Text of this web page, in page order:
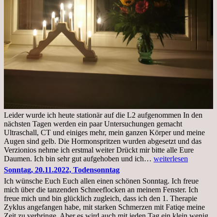
Leider wurde ich heute stationär auf die L2 aufgenommen In den
nächsten Tagen werden ein paar Untersuchungen gemacht
Ultraschall, CT und einiges mehr, mein ganzen Körper und meine
Augen sind gelb. Die Hormonspritzen wurden abgesetzt und das
Verzionios nehme ich erstmal weiter Drückt mir bitte alle Eure
Daumen. Ich bin sehr gut aufgehoben und ich… Mittwoch.
Krankenhaus
stationär
weiterlesen
Sonntag, 20.11.2022, Todensonntag
Ich wünsche Euch Euch allen einen schönen Sonntag. Ich freue
mich über die tanzenden Schneeflocken an meinem Fenster. Ich
freue mich und bin glücklich zugleich, dass ich den 1. Therapie
Zyklus angefangen habe, mit starken Schmerzen mit Fatiqe meine